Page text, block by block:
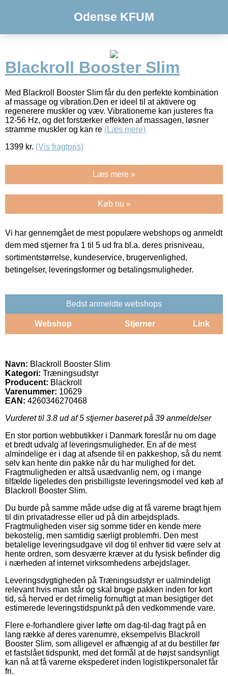
Odense KFUM
Blackroll Booster Slim
Med Blackroll Booster Slim får du den perfekte kombination
af massage og vibration.Den er ideel til at aktivere og
regenerere muskler og væv. Vibrationerne kan justeres fra
12-56 Hz, og det forstærker effekten af massagen, løsner
stramme muskler og kan re (Læs mere)
1399 kr. (Vis fragtpris)
Læs mere »
Køb nu »
Vi har gennemgået de mest populære webshops og anmeldt
dem med stjerner fra 1 til 5 ud fra bl.a. deres prisniveau,
sortimentstørrelse, kundeservice, brugervenlighed,
betingelser, leveringsformer og betalingsmuligheder.
Bedst anmeldte webshops
Webshop Stjerner Link
Navn: Blackroll Booster Slim
Kategori: Træningsudstyr
Producent: Blackroll
Varenummer: 10629
EAN: 4260346270468
Vurderet til 3.8 ud af 5 stjerner baseret på 39 anmeldelser
En stor portion webbutikker i Danmark foreslår nu om dage
et bredt udvalg af leveringsmuligheder. En af de mest
almindelige er i dag at afsende til en pakkeshop, så du nemt
selv kan hente din pakke når du har mulighed for det.
Fragtmuligheden er altså usædvanlig nem, og i mange
tilfælde ligeledes den prisbilligste leveringsmodel ved køb af
Blackroll Booster Slim.
Du burde på samme måde udse dig at få varerne bragt hjem
til din privatadresse eller ud på din arbejdsplads.
Fragtmuligheden viser sig somme tider en kende mere
bekostelig, men samtidig særligt problemfri. Den mest
betalelige leveringsudgave vil dog til enhver tid være selv at
hente ordren, som desværre kræver at du fysisk befinder dig
i nærheden af internet virksomhedens arbejdslager.
Leveringsdygtigheden på Træningsudstyr er ualmindeligt
relevant hvis man står og skal bruge pakken inden for kort
tid, så herved er det rimelig fornuftigt at man besigtiger det
estimerede leveringstidspunkt på den vedkommende vare.
Flere e-forhandlere giver løfte om dag-til-dag fragt på en
lang række af deres varenumre, eksempelvis Blackroll
Booster Slim, som alligevel er afhængig af at du bestiller før
et fastslået tidspunkt, med det formål at de højst sandsynligt
kan nå at få varerne ekspederet inden logistikpersonalet får
fri.